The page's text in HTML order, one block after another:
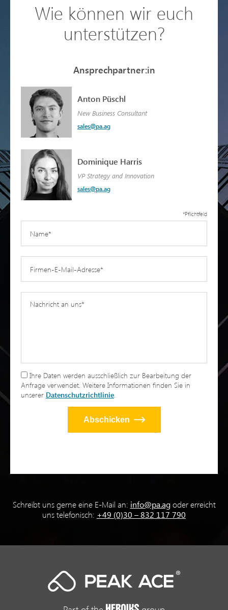
Wie können wir euch
unterstützen?
Ansprechpartner:in
Anton Püschl
New Business Consultant
sales@pa.ag
Dominique Harris
VP Strategy and Innovation
sales@pa.ag
*Pflichtfeld
Ihre Daten werden ausschließlich zur Bearbeitung der
Anfrage verwendet. Weitere Informationen finden Sie in
unserer Datenschutzrichtlinie.
Abschicken
Schreibt uns gerne eine E-Mail an: info@pa.agoder erreicht
uns telefonisch: +49 (0)30 – 832 117 790